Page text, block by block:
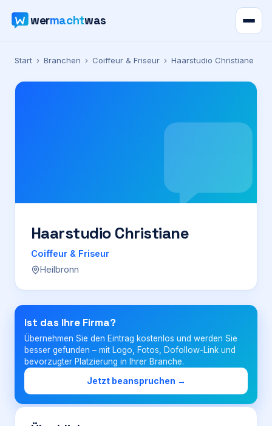
wermachtwas
Verzeichnis
Karte
Preise
Für Firmen
Login
Firma eintragen
Start › Branchen › Coiffeur & Friseur › Haarstudio Christiane
Haarstudio Christiane
Coiffeur & Friseur
Heilbronn
Ist das Ihre Firma?
Übernehmen Sie den Eintrag kostenlos und werden Sie
besser gefunden – mit Logo, Fotos, Dofollow-Link und
bevorzugter Platzierung in Ihrer Branche.
Jetzt beanspruchen →